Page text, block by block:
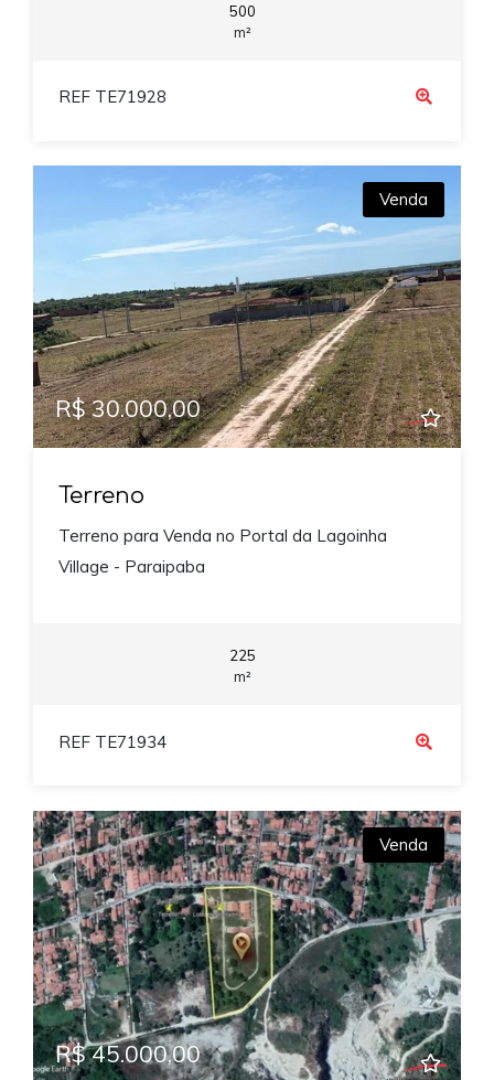
500
m²
REF TE71928
Venda
R$ 30.000,00
Terreno
Terreno para Venda no Portal da Lagoinha
Village - Paraipaba
225
m²
REF TE71934
Venda
R$ 45.000,00